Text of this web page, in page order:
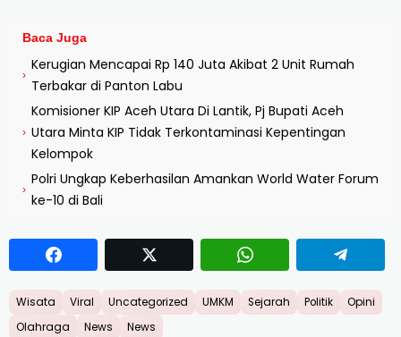
Baca Juga
›
Kerugian Mencapai Rp 140 Juta Akibat 2 Unit Rumah
Terbakar di Panton Labu
›
Komisioner KIP Aceh Utara Di Lantik, Pj Bupati Aceh
Utara Minta KIP Tidak Terkontaminasi Kepentingan
Kelompok
›
Polri Ungkap Keberhasilan Amankan World Water Forum
ke-10 di Bali
Wisata Viral Uncategorized UMKM Sejarah Politik
Opini
Olahraga
News News